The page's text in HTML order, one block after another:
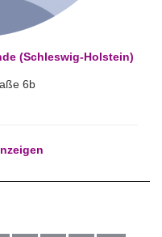
(Schleswig-Holstein)
6b